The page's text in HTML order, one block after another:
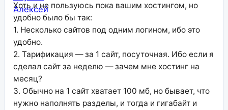
Хоть и не пользуюсь пока вашим хостингом, но
удобно было бы так:
1. Несколько сайтов под одним логином, ибо это
удобно.
2. Тарификация — за 1 сайт, посуточная. Ибо если я
сделал сайт за неделю — зачем мне хостинг на
месяц?
3. Обычно на 1 сайт хватает 100 мб, но бывает, что
нужно наполнять разделы, и тогда и гигабайт и